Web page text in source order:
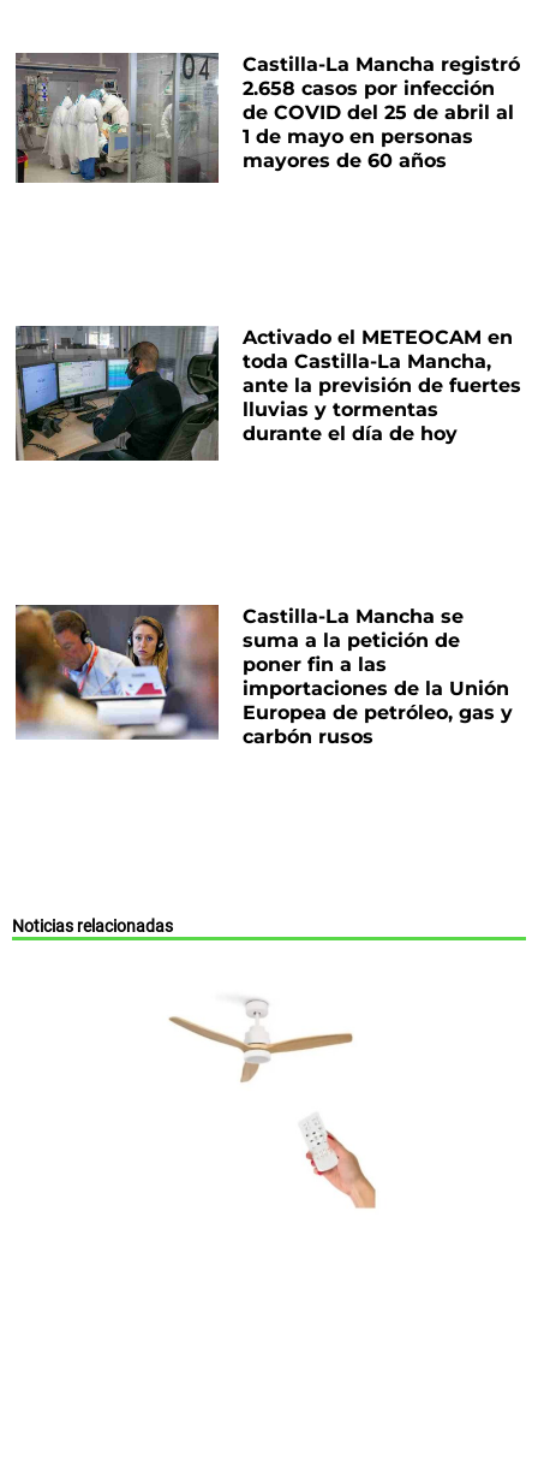
Castilla-La Mancha registró
2.658 casos por infección
de COVID del 25 de abril al
1 de mayo en personas
mayores de 60 años
Activado el METEOCAM en
toda Castilla-La Mancha,
ante la previsión de fuertes
lluvias y tormentas
durante el día de hoy
Castilla-La Mancha se
suma a la petición de
poner fin a las
importaciones de la Unión
Europea de petróleo, gas y
carbón rusos
Noticias relacionadas